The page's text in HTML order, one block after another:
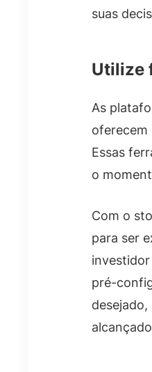
suas
Utilize
As
oferecem
Essas
o
Com o
para ser
pré-